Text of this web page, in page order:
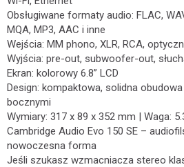
Obsługiwane formaty audio: FLAC,
MQA, MP3, AAC i inne
Wejścia: MM phono, XLR, RCA,
Wyjścia: pre-out, subwoofer-out,
Ekran: kolorowy 6.8” LCD
Design: kompaktowa, solidna
bocznymi
Wymiary: 317 x 89 x 352 mm | Waga:
Cambridge Audio Evo 150 SE –
nowoczesna forma
Jeśli szukasz wzmacniacza stereo